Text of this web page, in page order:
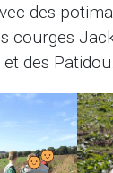
des
courges
des Patidou.